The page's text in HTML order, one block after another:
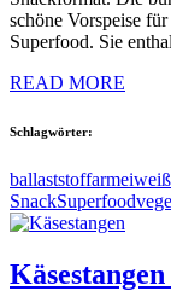
schöne Vorspeise
Superfood. Sie
READ MORE
Schlagwörter:
ballaststoffarm
SnackSuperfood